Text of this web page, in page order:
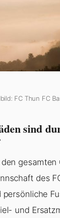
FC Thun FC
sind
des
und